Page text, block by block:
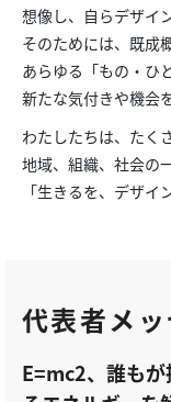
想像し、自らデザイ
そのためには、既成
あらゆる「もの・ひ
新たな気付きや機会
わたしたちは、たく
地域、組織、社会の
「生きるを、デザイ
代表者メ
E=mc2、誰もが